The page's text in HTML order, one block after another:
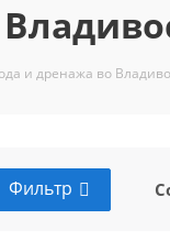
и дренажа во
Фильтр